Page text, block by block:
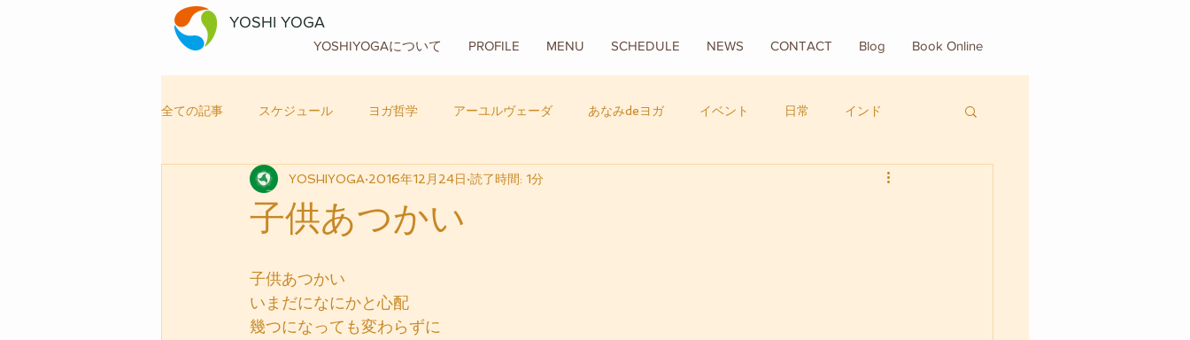
YOSHI YOGA
YOSHIYOGAについて PROFILE MENU SCHEDULE NEWS CONTACT Blog Book Online
全ての記事 スケジュール ヨガ哲学 アーユルヴェーダ あなみdeヨガ イベント 日常 インド
自律神経メンテナンス ヨガ フード バリ
子供あつかい
YOSHIYOGA 2016年12月24日 読了時間: 1分
子供あつかい
いまだになにかと心配
幾つになっても変わらずに